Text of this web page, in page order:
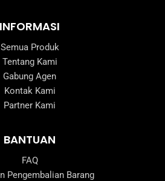
INFORMASI
Semua Produk
Tentang Kami
Gabung Agen
Kontak Kami
Partner Kami
BANTUAN
FAQ
Pengembalian Barang